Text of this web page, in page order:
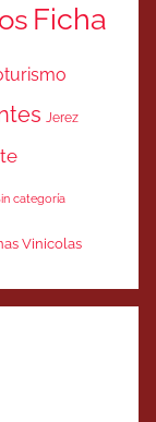
Ficha
Jerez
categoría
Vinicolas